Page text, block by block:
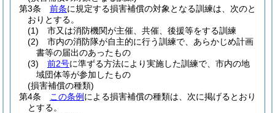
第3条
前条に規定する損害補償の対象となる訓練は、次のと
おりとする。
(1)
市又は消防機関が主催、共催、後援等をする訓練
(2)
市内の消防隊が自主的に行う訓練で、あらかじめ計画
書等の届出のあったもの
(3)
前2号に準ずる方法により実施した訓練で、市内の地
域団体等が参加したもの
(損害補償の種類)
第4条
この条例 による損害補償の種類は、次に掲げるとおり
とする。